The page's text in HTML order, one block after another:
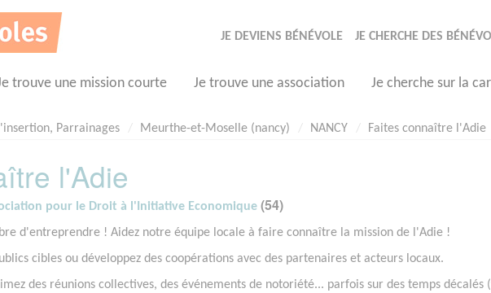
JE DEVIENS BÉNÉVOLE JE CHERCHE DES
trouve une mission courte Je trouve une association Je cherche sur la
Parrainages Meurthe-et-Moselle (nancy) NANCY Faites connaître l'Adie
l'Adie
pour le Droit à l'Initiative Economique (54)
d'entreprendre ! Aidez notre équipe locale à faire connaître la mission de l'Adie !
cibles ou développez des coopérations avec des partenaires et acteurs locaux.
des réunions collectives, des événements de notoriété... parfois sur des temps décalés